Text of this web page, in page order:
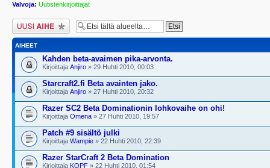
Valvoja: Uutistenkirjoittajat
Lähetä uusi viesti
AIHEET
Kahden beta-avaimen pika-arvonta.
Kirjoittaja Anjiro » 29 Huhti 2010, 00:03
Starcraft2.fi Beta avainten jako.
Kirjoittaja Anjiro » 27 Huhti 2010, 20:32
Razer SC2 Beta Dominationin lohkovaihe on ohi!
Kirjoittaja Omena » 27 Huhti 2010, 19:57
Patch #9 sisältö julki
Kirjoittaja Wampie » 22 Huhti 2010, 22:39
Razer StarCraft 2 Beta Domination
Kirjoittaja KOPF » 22 Huhti 2010, 01:54